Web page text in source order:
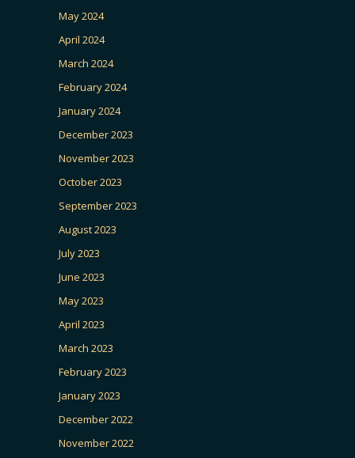
May 2024
April 2024
March 2024
February 2024
January 2024
December 2023
November 2023
October 2023
September 2023
August 2023
July 2023
June 2023
May 2023
April 2023
March 2023
February 2023
January 2023
December 2022
November 2022